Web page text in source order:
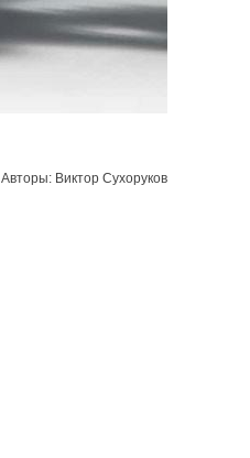
Авторы: Виктор Сухоруков